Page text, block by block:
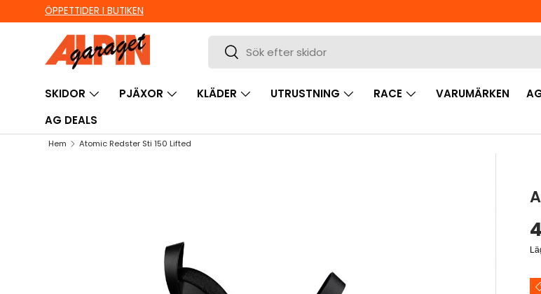
HOPPA TILL INNEHÅLL
ÖPPETTIDER I BUTIKEN
Sök
Sök
SKIDOR PJÄXOR KLÄDER UTRUSTNING RACE VARUMÄRKEN
AG DEALS
Hem Atomic Redster Sti 150 Lifted